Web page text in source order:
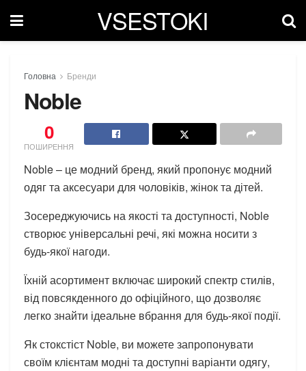
VSESTOKI
Головна Бренди
Noble
0
ПОШИРЕННЯ
Noble – це модний бренд, який пропонує модний
одяг та аксесуари для чоловіків, жінок та дітей.
Зосереджуючись на якості та доступності, Noble
створює універсальні речі, які можна носити з
будь-якої нагоди.
Їхній асортимент включає широкий спектр стилів,
від повсякденного до офіційного, що дозволяє
легко знайти ідеальне вбрання для будь-якої події.
Як стокстіст Noble, ви можете запропонувати
своїм клієнтам модні та доступні варіанти одягу,